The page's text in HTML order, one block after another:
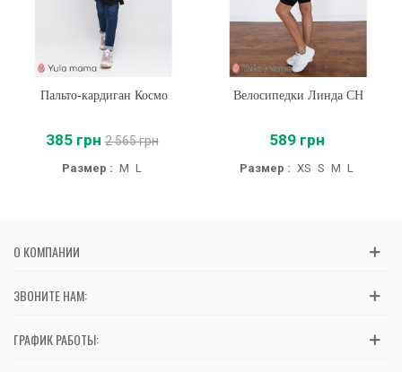
Пальто-кардиган Космо
385 грн 2 565 грн
Размер : M L
Велосипедки Линда CH
589 грн
Размер : XS S M L
О КОМПАНИИ
ЗВОНИТЕ НАМ:
ГРАФИК РАБОТЫ: